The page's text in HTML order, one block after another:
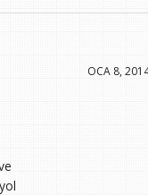
OCA 8,